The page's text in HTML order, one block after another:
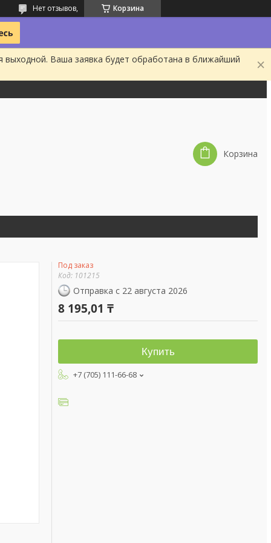
Корзина
Нет отзывов,
Ваша заявка будет обработана в ближайший
Корзина
Под заказ
Код: 101215
Отправка с 22 августа 2026
8 195,01 ₸
Купить
+7 (705) 111-66-68